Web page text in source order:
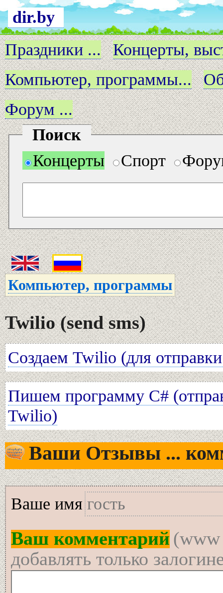
dir.by
Праздники ...
Концерты,
Компьютер, программы...
Форум ...
Поиск
Концерты
Спорт
Компьютер, программы
Twilio (send sms)
Создаем Twilio (для
Пишем программу C#
Twilio)
Ваши Отзывы ...
Вашe имя
Ваш комментарий
добавлять только